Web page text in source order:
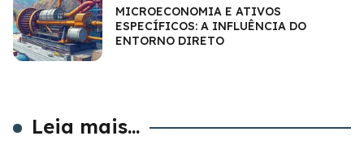
MICROECONOMIA E ATIVOS
ESPECÍFICOS: A INFLUÊNCIA DO
ENTORNO DIRETO
Leia mais...